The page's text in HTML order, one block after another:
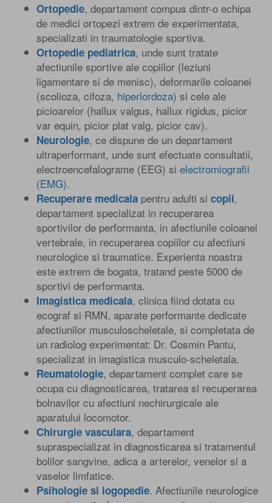
Ortopedie, departament compus dintr-o echipa
de medici ortopezi extrem de experimentata,
specializati in traumatologie sportiva.
Ortopedie pediatrica, unde sunt tratate
afectiunile sportive ale copiilor (leziuni
ligamentare si de menisc), deformarile coloanei
(scolioza, cifoza, hiperlordoza) si cele ale
picioarelor (hallux valgus, hallux rigidus, picior
var equin, picior plat valg, picior cav).
Neurologie, ce dispune de un departament
ultraperformant, unde sunt efectuate consultatii,
electroencefalograme (EEG) si electromiografii
(EMG).
Recuperare medicala pentru adulti si copii,
departament specializat in recuperarea
sportivilor de performanta, in afectiunile coloanei
vertebrale, in recuperarea copiilor cu afectiuni
neurologice si traumatice. Experienta noastra
este extrem de bogata, tratand peste 5000 de
sportivi de performanta.
Imagistica medicala, clinica fiind dotata cu
ecograf si RMN, aparate performante dedicate
afectiunilor musculoscheletale, si completata de
un radiolog experimentat: Dr. Cosmin Pantu,
specializat in imagistica musculo-scheletala.
Reumatologie, departament complet care se
ocupa cu diagnosticarea, tratarea si recuperarea
bolnavilor cu afectiuni nechirurgicale ale
aparatului locomotor.
Chirurgie vasculara, departament
supraspecializat in diagnosticarea si tratamentul
bolilor sangvine, adica a arterelor, venelor si a
vaselor limfatice.
Psihologie si logopedie. Afectiunile neurologice